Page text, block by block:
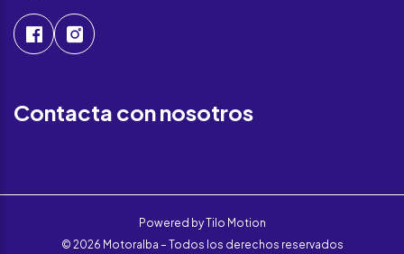
Contacta con nosotros
Powered byTilo Motion
© 2026 Motoralba – Todos los derechos reservados